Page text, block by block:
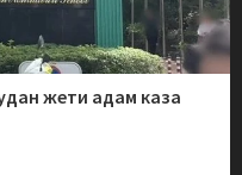
жети адам каза